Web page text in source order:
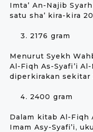
Imta’ An-Najib
satu sha’ kira-kira
2176 gram
Menurut Syekh
Al-Fiqh As-Syafi’i
diperkirakan sekitar
2400 gram
Dalam kitab Al-Fiqh
Imam Asy-Syafi’i,